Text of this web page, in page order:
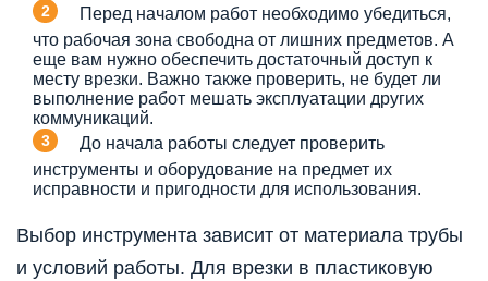
Перед началом работ необходимо убедиться,
что рабочая зона свободна от лишних предметов. А
еще вам нужно обеспечить достаточный доступ к
месту врезки. Важно также проверить, не будет ли
выполнение работ мешать эксплуатации других
коммуникаций.
До начала работы следует проверить
инструменты и оборудование на предмет их
исправности и пригодности для использования.
Выбор инструмента зависит от материала трубы
и условий работы. Для врезки в пластиковую